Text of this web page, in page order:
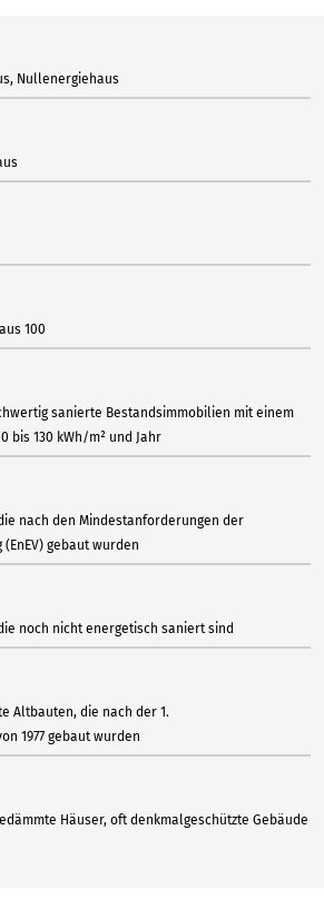
Nullenergiehaus
100
sanierte Bestandsimmobilien mit einem
bis 130 kWh/m² und Jahr
nach den Mindestanforderungen der
gebaut wurden
noch nicht energetisch saniert sind
Altbauten, die nach der 1.
1977 gebaut wurden
Häuser, oft denkmalgeschützte Gebäude